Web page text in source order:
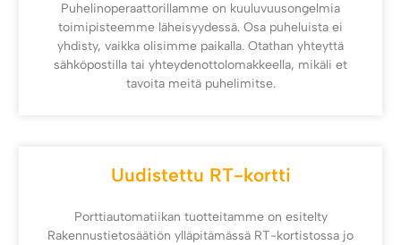
Puhelinoperaattorillamme on kuuluvuusongelmia
toimipisteemme läheisyydessä. Osa puheluista ei
yhdisty, vaikka olisimme paikalla. Otathan yhteyttä
sähköpostilla tai yhteydenottolomakkeella, mikäli et
tavoita meitä puhelimitse.
Uudistettu RT-kortti
Porttiautomatiikan tuotteitamme on esitelty
Rakennustietosäätiön ylläpitämässä RT-kortistossa jo